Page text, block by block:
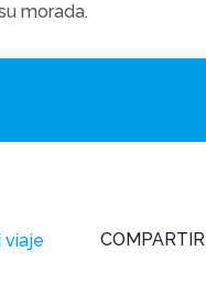
morada.
viaje COMPARTIR